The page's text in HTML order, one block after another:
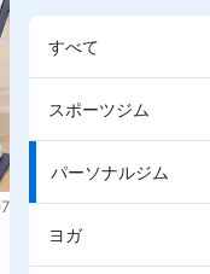
すべて
スポーツジム
パーソナルジム
ヨガ